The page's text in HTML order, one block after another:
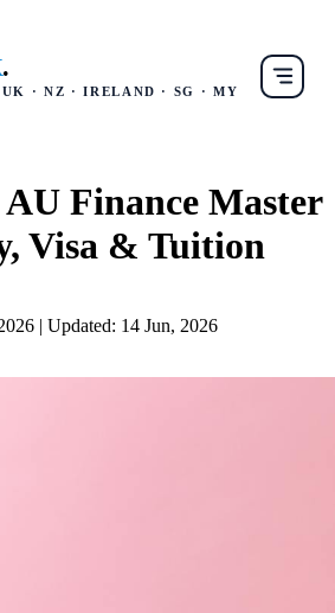
.
· NZ · IRELAND · SG · MY
AU Finance Master
Visa & Tuition
| Updated: 14 Jun, 2026